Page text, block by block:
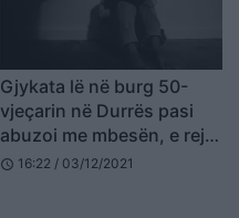
Gjykata lë në burg 50-
vjeçarin në Durrës pasi
abuzoi me mbesën, e reja:
Pranova me dëshirë në
schedule 16:22 / 03/12/2021